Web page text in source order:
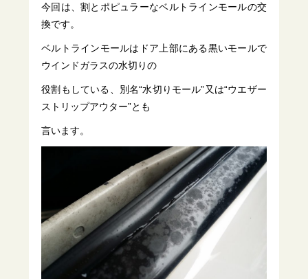
今回は、割とポピュラーなベルトラインモールの交
換です。
ベルトラインモールはドア上部にある黒いモールで
ウインドガラスの水切りの
役割もしている、別名“水切りモール”又は“ウエザー
ストリップアウター”とも
言います。